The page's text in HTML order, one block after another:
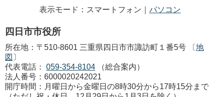
表示モード：スマートフォン｜ パソコン
四日市市役所
所在地：〒510-8601 三重県四日市市諏訪町１番5号 〔地
図 〕
代表電話：
059-354-8104
（総合案内）
法人番号：6000020242021
開庁時間：月曜日から金曜日の8時30分から17時15分まで